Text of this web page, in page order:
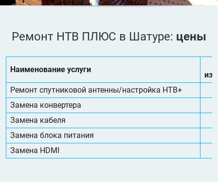
Ремонт НТВ ПЛЮС в Шатуре: цены
Наименование услуги
Ремонт спутниковой антенны/настройка НТВ+
Замена конвертера
Замена кабеля
Замена блока питания
Замена HDMI